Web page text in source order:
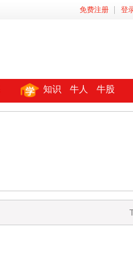
免费注册 登
知识 牛人 牛股